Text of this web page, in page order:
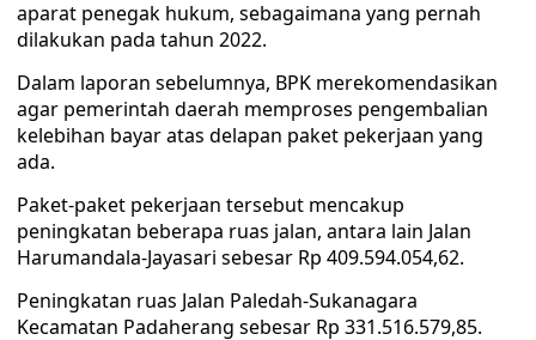
aparat penegak hukum, sebagaimana yang pernah
dilakukan pada tahun 2022.
Dalam laporan sebelumnya, BPK merekomendasikan
agar pemerintah daerah memproses pengembalian
kelebihan bayar atas delapan paket pekerjaan yang
ada.
Paket-paket pekerjaan tersebut mencakup
peningkatan beberapa ruas jalan, antara lain Jalan
Harumandala-Jayasari sebesar Rp 409.594.054,62.
Peningkatan ruas Jalan Paledah-Sukanagara
Kecamatan Padaherang sebesar Rp 331.516.579,85.